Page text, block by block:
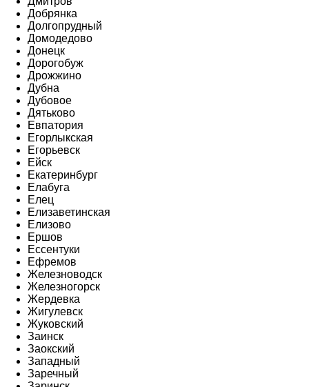
Добрянка
Долгопрудный
Домодедово
Донецк
Дорогобуж
Дрожжино
Дубна
Дубовое
Дятьково
Евпатория
Егорлыкская
Егорьевск
Ейск
Екатеринбург
Елабуга
Елец
Елизаветинская
Елизово
Ершов
Ессентуки
Ефремов
Железноводск
Железногорск
Жердевка
Жигулевск
Жуковский
Заинск
Заокский
Западный
Заречный